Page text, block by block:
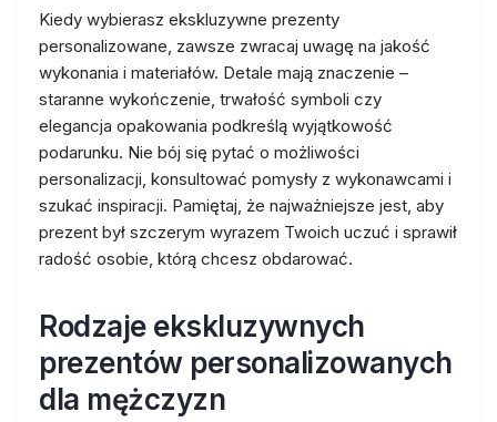
Kiedy wybierasz ekskluzywne prezenty
personalizowane, zawsze zwracaj uwagę na jakość
wykonania i materiałów. Detale mają znaczenie –
staranne wykończenie, trwałość symboli czy
elegancja opakowania podkreślą wyjątkowość
podarunku. Nie bój się pytać o możliwości
personalizacji, konsultować pomysły z wykonawcami i
szukać inspiracji. Pamiętaj, że najważniejsze jest, aby
prezent był szczerym wyrazem Twoich uczuć i sprawił
radość osobie, którą chcesz obdarować.
Rodzaje ekskluzywnych
prezentów personalizowanych
dla mężczyzn